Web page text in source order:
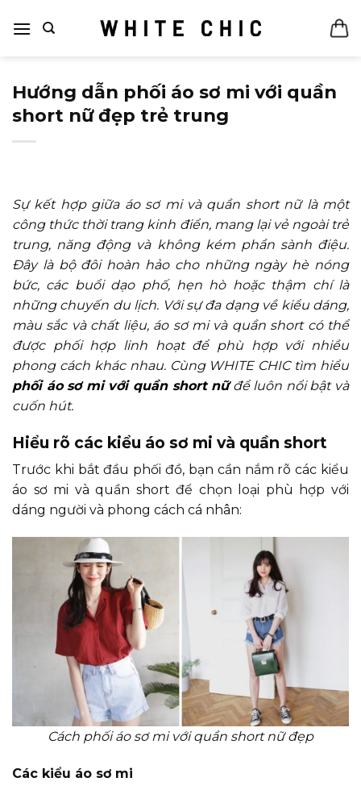
qua
Hướng dẫn phối áo sơ mi với quần
short nữ đẹp trẻ trung
Sự kết hợp giữa áo sơ mi và quần short nữ là một
công thức thời trang kinh điển, mang lại vẻ ngoài trẻ
trung, năng động và không kém phần sành điệu.
Đây là bộ đôi hoàn hảo cho những ngày hè nóng
bức, các buổi dạo phố, hẹn hò hoặc thậm chí là
những chuyến du lịch. Với sự đa dạng về kiểu dáng,
màu sắc và chất liệu, áo sơ mi và quần short có thể
được phối hợp linh hoạt để phù hợp với nhiều
phong cách khác nhau. Cùng WHITE CHIC tìm hiểu
phối áo sơ mi với quần short nữđể luôn nổi bật và
cuốn hút.
Hiểu rõ các kiểu áo sơ mi và quần short
Trước khi bắt đầu phối đồ, bạn cần nắm rõ các kiểu
áo sơ mi và quần short để chọn loại phù hợp với
dáng người và phong cách cá nhân:
Cách phối áo sơ mi với quần short nữ đẹp
Các kiểu áo sơ mi